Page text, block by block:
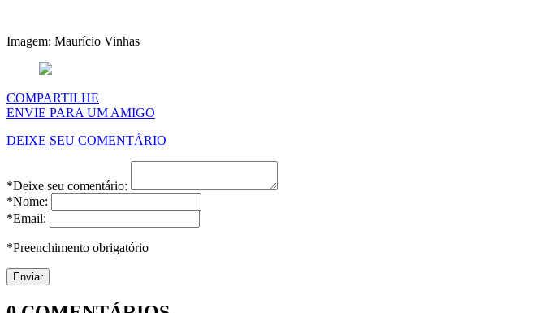
Imagem: Maurício Vinhas
COMPARTILHE
ENVIE PARA UM AMIGO
DEIXE SEU COMENTÁRIO
*Deixe seu comentário:
*Nome:
*Email:
*Preenchimento obrigatório